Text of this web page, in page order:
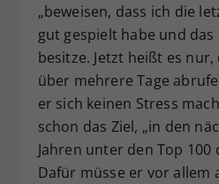
„beweisen, dass ich die
gut gespielt habe und das
besitze. Jetzt heißt es
über mehrere Tage
er sich keinen Stress
schon das Ziel, „in den
Jahren unter den Top 100
Dafür müsse er vor allem